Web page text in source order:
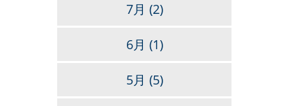
7月 (2)
6月 (1)
5月 (5)